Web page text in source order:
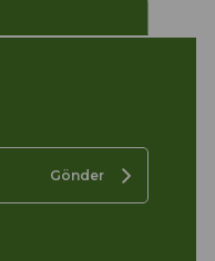
Gönder